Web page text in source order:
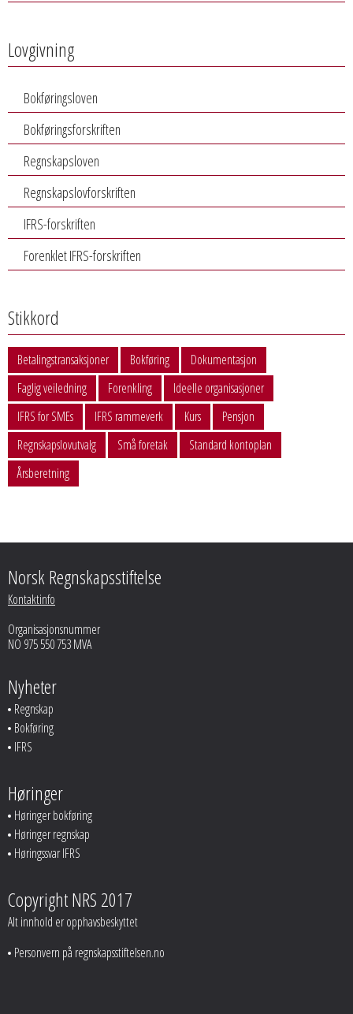
Lovgivning
Bokføringsloven
Bokføringsforskriften
Regnskapsloven
Regnskapslovforskriften
IFRS-forskriften
Forenklet IFRS-forskriften
Stikkord
Betalingstransaksjoner Bokføring
Dokumentasjon
Faglig veiledning
Forenkling
Ideelle organisasjoner
IFRS for SMEs
IFRS rammeverk Kurs
Pensjon
Regnskapslovutvalg
Små foretak
Standard kontoplan
Årsberetning
Norsk Regnskapsstiftelse
Kontaktinfo
Organisasjonsnummer
NO 975 550 753 MVA
Nyheter
Regnskap
Bokføring
IFRS
Høringer
Høringer bokføring
Høringer regnskap
Høringssvar IFRS
Copyright NRS 2017
Alt innhold er opphavsbeskyttet
Personvern på regnskapsstiftelsen.no